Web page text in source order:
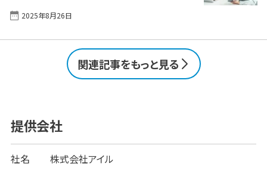
に適したシステムを見極め、業務効率化を一緒に実現
ていませんか？ 本記事では、販売管理システムが建設
徴まで、はじめて検討する方にも分かりやすくまとめ
ました。業務の効率化やミスの防止、現場と事務の連
携を強化したい方はぜひご覧ください。 この1ページ
で理解！販売管理システムの主な機能、メリット／デメ
リット導入時に意識し [&hellip;]
2025年8月26日
関連記事をもっと見る
提供会社
社名 株式会社アイル